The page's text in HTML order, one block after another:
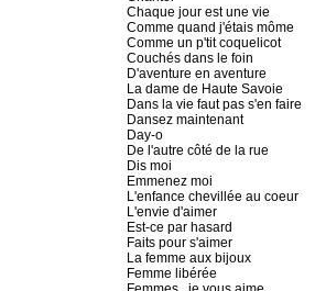
Chaque jour est une vie
Comme quand j'étais môme
Comme un p'tit coquelicot
Couchés dans le foin
D'aventure en aventure
La dame de Haute Savoie
Dans la vie faut pas s'en faire
Dansez maintenant
Day-o
De l'autre côté de la rue
Dis moi
Emmenez moi
L'enfance chevillée au coeur
L'envie d'aimer
Est-ce par hasard
Faits pour s'aimer
La femme aux bijoux
Femme libérée